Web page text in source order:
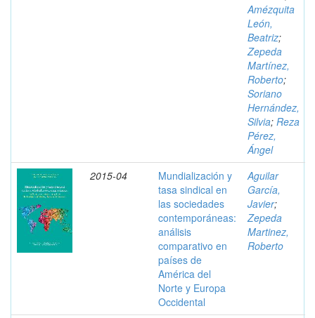
Amézquita
León,
Beatriz;
Zepeda
Martínez,
Roberto;
Soriano
Hernández,
Silvia; Reza
Pérez,
Ángel
2015-04
Mundialización y
tasa sindical en
las sociedades
contemporáneas:
análisis
comparativo en
países de
América del
Norte y Europa
Occidental
Aguilar
García,
Javier;
Zepeda
Martinez,
Roberto